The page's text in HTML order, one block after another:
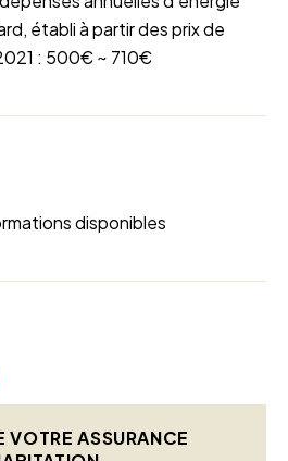
établi à partir des prix de
: 500€ ~ 710€
disponibles
VOTRE ASSURANCE